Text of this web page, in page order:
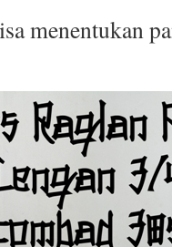
menentukan